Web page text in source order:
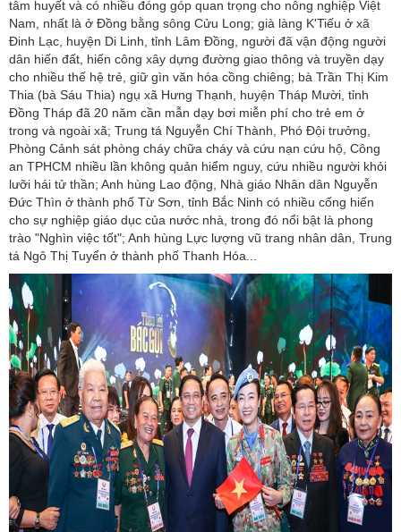
tâm huyết và có nhiều đóng góp quan trọng cho nông nghiệp Việt
Nam, nhất là ở Đồng bằng sông Cửu Long; già làng K'Tiếu ở xã
Đinh Lạc, huyện Di Linh, tỉnh Lâm Đồng, người đã vận động người
dân hiến đất, hiến công xây dựng đường giao thông và truyền dạy
cho nhiều thế hệ trẻ, giữ gìn văn hóa cồng chiêng; bà Trần Thị Kim
Thia (bà Sáu Thia) ngụ xã Hưng Thạnh, huyện Tháp Mười, tỉnh
Đồng Tháp đã 20 năm cần mẫn dạy bơi miễn phí cho trẻ em ở
trong và ngoài xã; Trung tá Nguyễn Chí Thành, Phó Đội trưởng,
Phòng Cảnh sát phòng cháy chữa cháy và cứu nạn cứu hộ, Công
an TPHCM nhiều lần không quản hiểm nguy, cứu nhiều người khỏi
lưỡi hái tử thần; Anh hùng Lao động, Nhà giáo Nhân dân Nguyễn
Đức Thìn ở thành phố Từ Sơn, tỉnh Bắc Ninh có nhiều cống hiến
cho sự nghiệp giáo dục của nước nhà, trong đó nổi bật là phong
trào "Nghìn việc tốt"; Anh hùng Lực lượng vũ trang nhân dân, Trung
tá Ngô Thị Tuyển ở thành phố Thanh Hóa...